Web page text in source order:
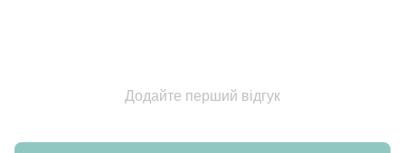
Додайте перший відгук